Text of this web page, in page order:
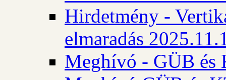
Hirdetmény -
elmaradás
Meghívó - GÜB és